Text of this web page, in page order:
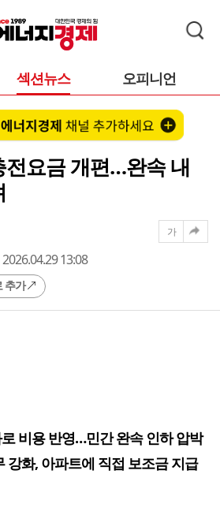
섹션뉴스 오피니언
전요금 개편…완속 내
13:08
추가
가
비용 반영…민간 완속 인하 압박
강화, 아파트에 직접 보조금 지급